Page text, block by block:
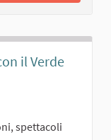
il Verde
spettacoli